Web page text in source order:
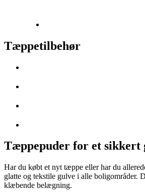
Tæppetilbehør
Tæppepuder for et sikkert
Har du købt et nyt tæppe eller har du
glatte og tekstile gulve i alle boligområder.
klæbende belægning.